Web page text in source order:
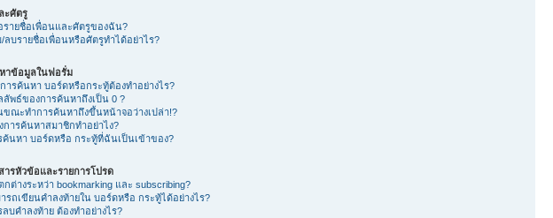
ะศัตรู
รายชื่อเพื่อนและศัตรูของฉัน?
/ลบรายชื่อเพื่อนหรือศัตรูทำได้อย่าไร?
าข้อมูลในฟอรั่ม
ารค้นหา บอร์ดหรือกระทู้ต้องทำอย่างไร?
ลัพธ์ของการค้นหาถึงเป็น 0 ?
ขณะทำการค้นหาถึงขึ้นหน้าจอว่างเปล่า!?
การค้นหาสมาชิกทำอย่าไง?
ค้นหา บอร์ดหรือ กระทู้ที่ฉันเป็นเข้าของ?
ารหัวข้อและรายการโปรด
กต่างระหว่า bookmarking และ subscribing?
รถเขียนคำลงท้ายใน บอร์ดหรือ กระทู้ได้อย่างไร?
ลบคำลงท้าย ต้องทำอย่างไร?